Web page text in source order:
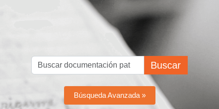
Buscar
Búsqueda Avanzada »